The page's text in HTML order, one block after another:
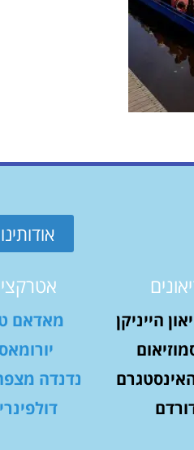
הייניקן
האינסטגרם
מאדאם
נדנדה